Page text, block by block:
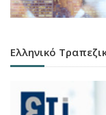
Ελληνικό